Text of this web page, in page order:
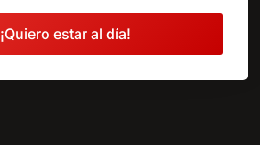
¡Quiero estar al día!